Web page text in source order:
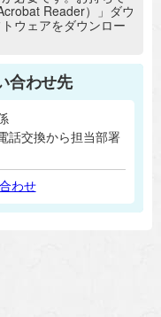
Reader）」ダウ
ウェアをダウンロー
合わせ先
話交換から担当部署
わせ